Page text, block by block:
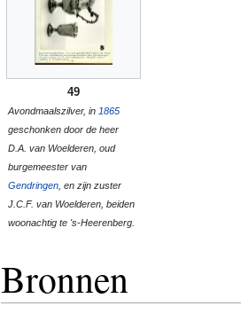
49
Avondmaalszilver, in 1865
geschonken door de heer
D.A. van Woelderen, oud
burgemeester van
Gendringen , en zijn zuster
J.C.F. van Woelderen, beiden
woonachtig te 's-Heerenberg.
Bronnen